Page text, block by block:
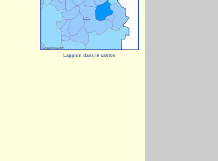
Lappion dans le canton